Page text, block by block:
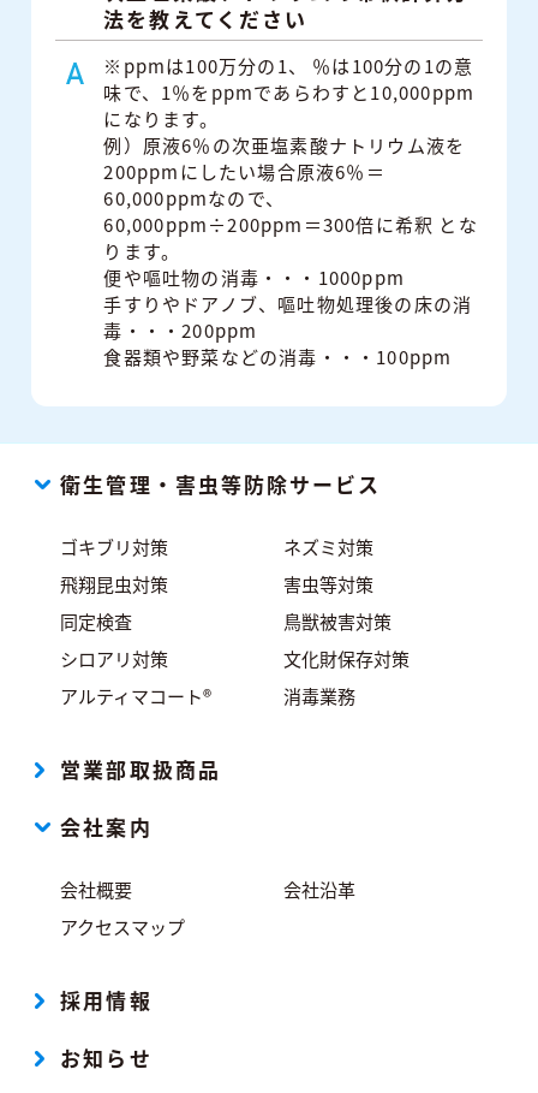
法を教えてください
※ppmは100万分の1、 ％は100分の1の意
味で、1％をppmであらわすと10,000ppm
になります。
例）原液6％の次亜塩素酸ナトリウム液を
200ppmにしたい場合原液6％＝
60,000ppmなので、
60,000ppm÷200ppm＝300倍に希釈 とな
ります。
便や嘔吐物の消毒・・・1000ppm
手すりやドアノブ、嘔吐物処理後の床の消
毒・・・200ppm
食器類や野菜などの消毒・・・100ppm
衛生管理・害虫等防除サービス
ゴキブリ対策
ネズミ対策
飛翔昆虫対策
害虫等対策
同定検査
鳥獣被害対策
シロアリ対策
文化財保存対策
アルティマコート®
消毒業務
営業部取扱商品
会社案内
会社概要
会社沿革
アクセスマップ
採用情報
お知らせ